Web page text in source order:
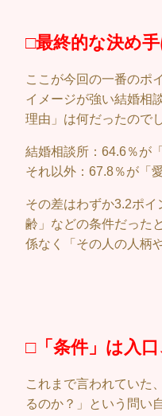
□最終的な決め
ここが今回の一番のポ
イメージが強い結婚相
理由」は何だったので
結婚相談所：64.6％が
それ以外：67.8％が「
その差はわずか3.2ポ
齢」などの条件だった
係なく「その人の人柄
□「条件」は入
これまで言われていた
るのか？」という問い